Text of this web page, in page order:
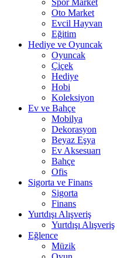
Spor Market
Oto Market
Evcil Hayvan
Eğitim
Hediye ve Oyuncak
Oyuncak
Çiçek
Hediye
Hobi
Koleksiyon
Ev ve Bahçe
Mobilya
Dekorasyon
Beyaz Eşya
Ev Aksesuarı
Bahçe
Ofis
Sigorta ve Finans
Sigorta
Finans
Yurtdışı Alışveriş
Yurtdışı Alışveriş
Eğlence
Müzik